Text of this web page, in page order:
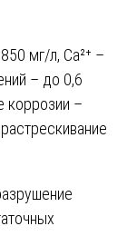
мг/л, Ca²⁺ –
– до 0,6
коррозии –